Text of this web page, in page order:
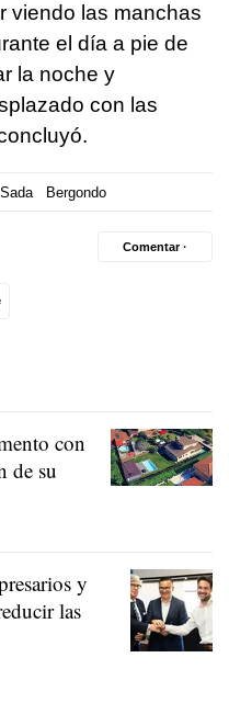
viendo las manchas
el día a pie de
la noche y
con las
Sada Bergondo
Comentar ·
con
de su
y
las